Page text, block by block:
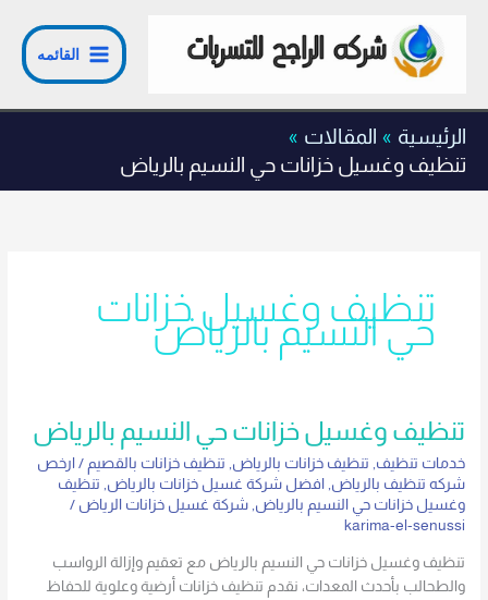
المحتوى
القائمه
الرئيسية
المقالات
تنظيف وغسيل خزانات حي النسيم بالرياض
تنظيف وغسيل خزانات
حي النسيم بالرياض
تنظيف وغسيل خزانات حي النسيم بالرياض
خدمات تنظيف, تنظيف خزانات بالرياض, تنظيف خزانات بالقصيم / ارخص
شركه تنظيف بالرياض, افضل شركة غسيل خزانات بالرياض, تنظيف
وغسيل خزانات حي النسيم بالرياض,شركة غسيل خزانات الرياض /
karima-el-senussi
تنظيف وغسيل خزانات حي النسيم بالرياض مع تعقيم وإزالة الرواسب
والطحالب بأحدث المعدات، نقدم تنظيف خزانات أرضية وعلوية للحفاظ
تنظيف
وغسيل
خزانات
حي
النسيم